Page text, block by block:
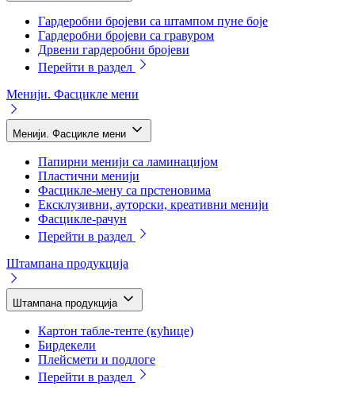
Гардеробни бројеви са штампом пуне боје
Гардеробни бројеви са гравуром
Дрвени гардеробни бројеви
Перейти в раздел
Менији. Фасцикле мени
Менији. Фасцикле мени
Папирни менији са ламинацијом
Пластични менији
Фасцикле-мену са прстеновима
Ексклузивни, ауторски, креативни менији
Фасцикле-рачун
Перейти в раздел
Штампана продукција
Штампана продукција
Картон табле-тенте (кућице)
Бирдекели
Плейсмети и подлоге
Перейти в раздел